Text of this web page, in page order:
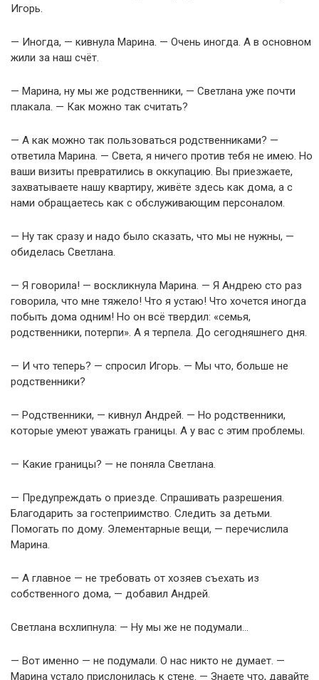
Игорь.
— Иногда, — кивнула Марина. — Очень иногда. А в основном
жили за наш счёт.
— Марина, ну мы же родственники, — Светлана уже почти
плакала. — Как можно так считать?
— А как можно так пользоваться родственниками? —
ответила Марина. — Света, я ничего против тебя не имею. Но
ваши визиты превратились в оккупацию. Вы приезжаете,
захватываете нашу квартиру, живёте здесь как дома, а с
нами обращаетесь как с обслуживающим персоналом.
— Ну так сразу и надо было сказать, что мы не нужны, —
обиделась Светлана.
— Я говорила! — воскликнула Марина. — Я Андрею сто раз
говорила, что мне тяжело! Что я устаю! Что хочется иногда
побыть дома одним! Но он всё твердил: «семья,
родственники, потерпи». А я терпела. До сегодняшнего дня.
— И что теперь? — спросил Игорь. — Мы что, больше не
родственники?
— Родственники, — кивнул Андрей. — Но родственники,
которые умеют уважать границы. А у вас с этим проблемы.
— Какие границы? — не поняла Светлана.
— Предупреждать о приезде. Спрашивать разрешения.
Благодарить за гостеприимство. Следить за детьми.
Помогать по дому. Элементарные вещи, — перечислила
Марина.
— А главное — не требовать от хозяев съехать из
собственного дома, — добавил Андрей.
Светлана всхлипнула: — Ну мы же не подумали…
— Вот именно — не подумали. О нас никто не думает. —
Марина устало прислонилась к стене. — Знаете что, давайте